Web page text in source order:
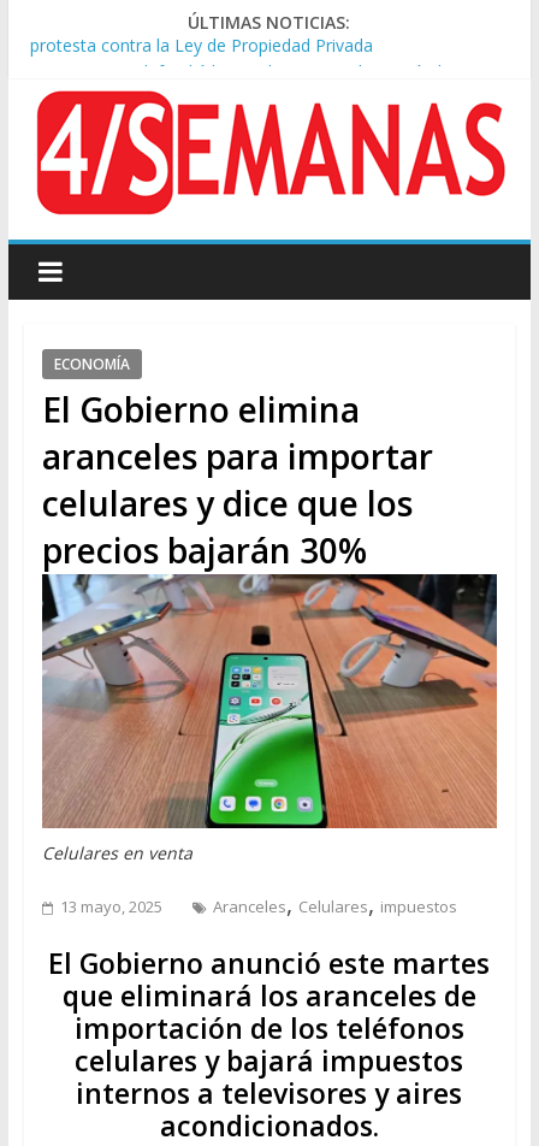
ÚLTIMAS NOTICIAS:
Sturzenegger defendió la Ley de Tierras y lamentó el retiro
Tras la aprobación de la ley de propiedad privada, Bullrich
apuntó: “Vino un poco endiablada”
Kicillof asistió a San Cayetano y criticó al Gobierno por la ley
de propiedad privada
Condenaron a la red social Meta a pagar US$567 millones por
afectar la salud mental de niños
Represión frente al Congreso: tres detenidos durante la
protesta contra la Ley de Propiedad Privada
ECONOMÍA
El Gobierno elimina
aranceles para importar
celulares y dice que los
precios bajarán 30%
Celulares en venta
13 mayo, 2025 Aranceles, Celulares, impuestos
El Gobierno anunció este martes
que eliminará los aranceles de
importación de los teléfonos
celulares y bajará impuestos
internos a televisores y aires
acondicionados.